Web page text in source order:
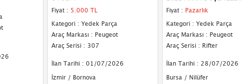
Fiyat : 5.000 TL
Kategori : Yedek Parça
Araç Markası : Peugeot
Araç Serisi : 307
İlan Tarihi : 01/07/2026
İzmir / Bornova
Fiyat : Pazarlık
Kategori : Yedek Parça
Araç Markası : Peugeot
Araç Serisi : Rifter
İlan Tarihi : 28/07/2026
Bursa / Nilüfer